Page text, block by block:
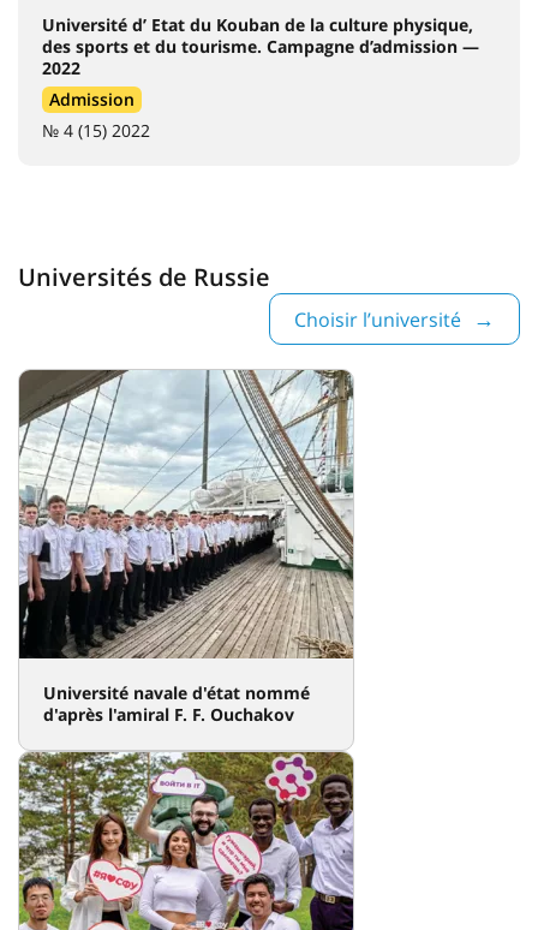
Université d’ Etat du Kouban de la culture physique,
des sports et du tourisme. Campagne d’admission —
2022
Admission
№ 4 (15) 2022
Universités de Russie
Choisir l’université
Université navale d'état nommé
d'après l'amiral F. F. Ouchakov